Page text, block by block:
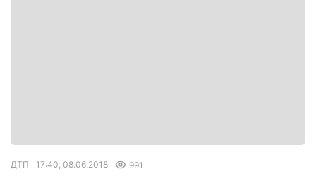
ДТП 17:40, 08.06.2018 991